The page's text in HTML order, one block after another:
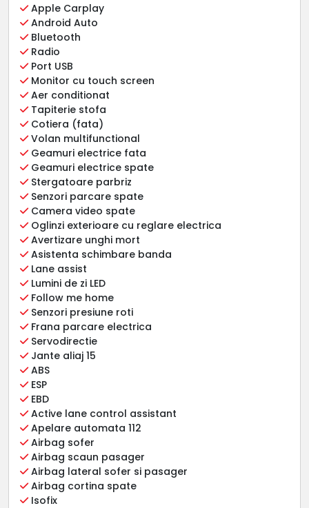
Apple Carplay
Android Auto
Bluetooth
Radio
Port USB
Monitor cu touch screen
Aer conditionat
Tapiterie stofa
Cotiera (fata)
Volan multifunctional
Geamuri electrice fata
Geamuri electrice spate
Stergatoare parbriz
Senzori parcare spate
Camera video spate
Oglinzi exterioare cu reglare electrica
Avertizare unghi mort
Asistenta schimbare banda
Lane assist
Lumini de zi LED
Follow me home
Senzori presiune roti
Frana parcare electrica
Servodirectie
Jante aliaj 15
ABS
ESP
EBD
Active lane control assistant
Apelare automata 112
Airbag sofer
Airbag scaun pasager
Airbag lateral sofer si pasager
Airbag cortina spate
Isofix